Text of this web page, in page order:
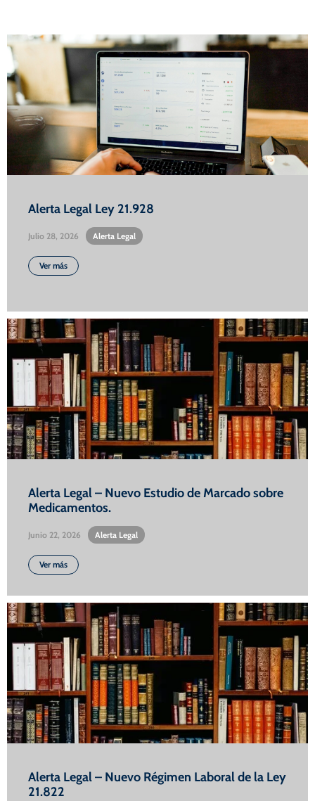
Alerta Legal Ley 21.928
Julio 28, 2026 Alerta Legal
Ver más
Alerta Legal – Nuevo Estudio de Marcado sobre
Medicamentos.
Junio 22, 2026 Alerta Legal
Ver más
Alerta Legal – Nuevo Régimen Laboral de la Ley
21.822